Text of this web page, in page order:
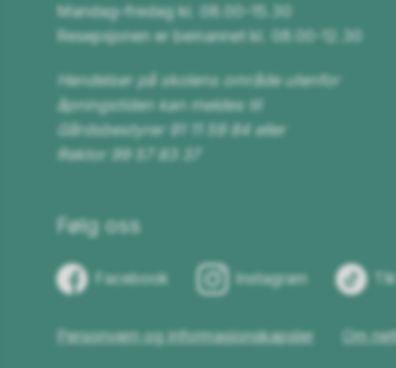
Mandag–fredag kl. 08.00–15.30
Resepsjonen er bemannet kl. 08.00-12.30
Hendelser på skolens område utenfor
åpningstiden kan meldes til
Gårdsbestyrer 91 11 59 84 eller
Rektor 99 57 83 37
Følg oss
Facebook Instagram
Personvern og informasjonskapsler
Om